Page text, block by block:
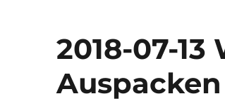
2018-07-
Auspacken